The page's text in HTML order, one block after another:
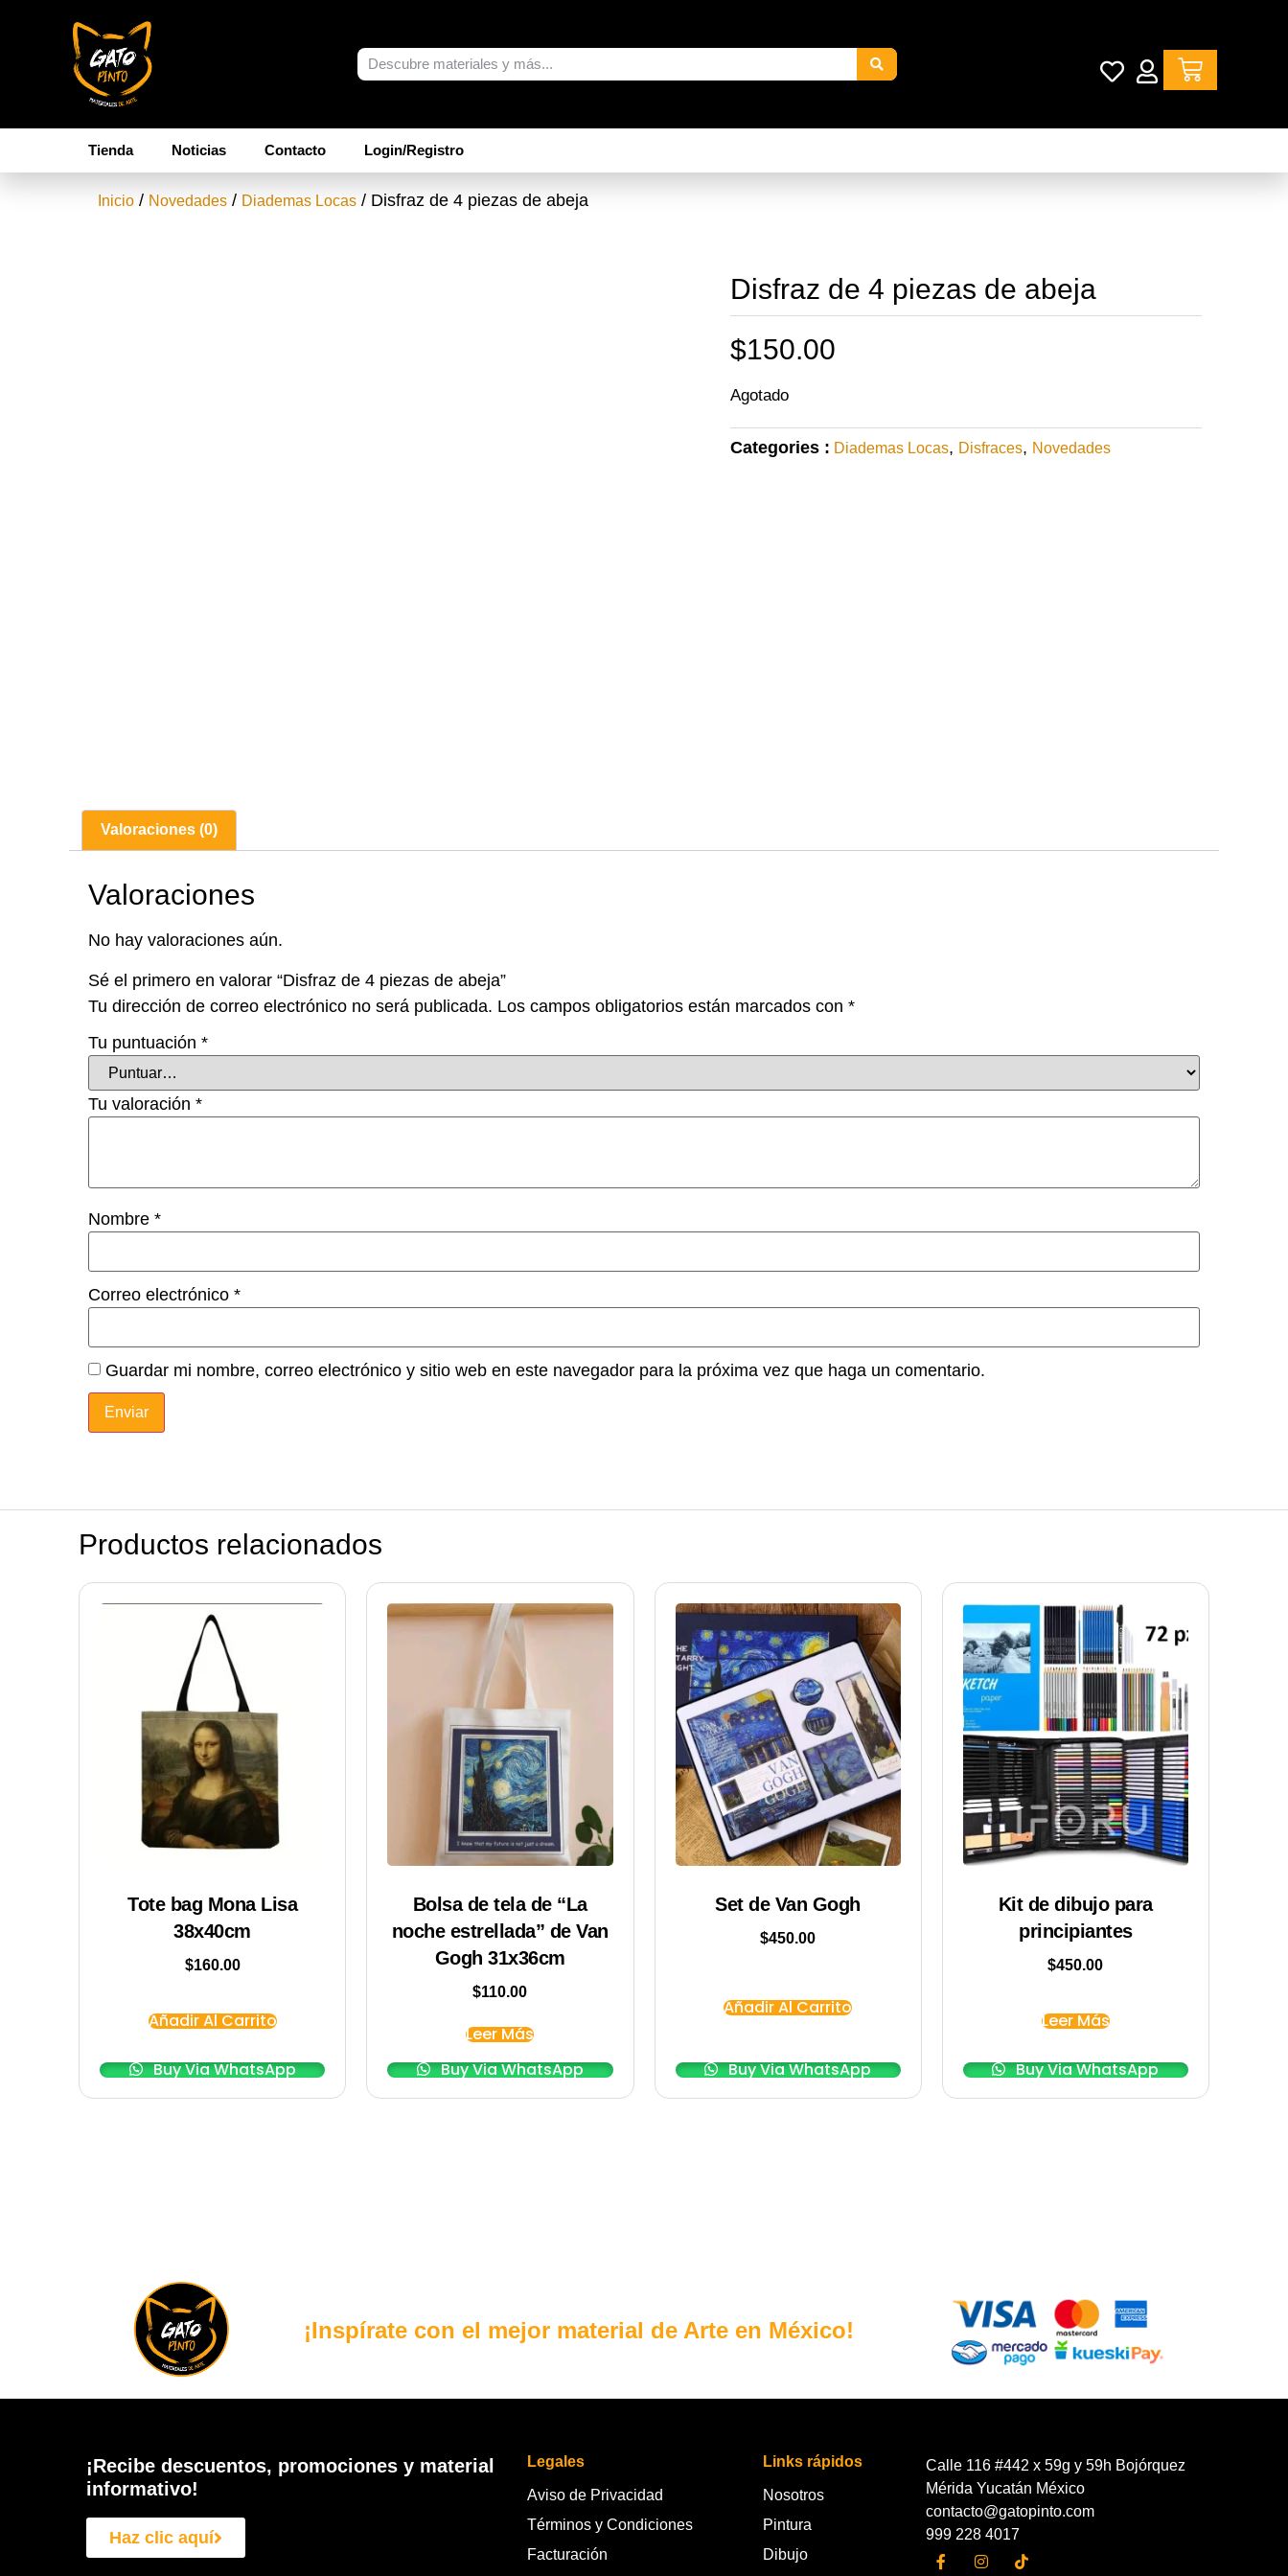
Tienda Noticias Contacto Login/Registro
Inicio / Novedades / Diademas Locas / Disfraz de 4 piezas de abeja
Disfraz de 4 piezas de abeja
$150.00
Agotado
Categories : Diademas Locas, Disfraces, Novedades
Valoraciones (0)
Valoraciones
No hay valoraciones aún.
Sé el primero en valorar “Disfraz de 4 piezas de abeja”
Tu dirección de correo electrónico no será publicada. Los campos obligatorios están marcados con *
Tu puntuación *
Tu valoración *
Nombre *
Correo electrónico *
Guardar mi nombre, correo electrónico y sitio web en este navegador para la próxima vez que haga un comentario.
Productos relacionados
Tote bag Mona Lisa
38x40cm
$160.00
Añadir Al Carrito
Buy Via WhatsApp
Bolsa de tela de “La
noche estrellada” de Van
Gogh 31x36cm
$110.00
Leer Más
Buy Via WhatsApp
Set de Van Gogh
$450.00
Añadir Al Carrito
Buy Via WhatsApp
Kit de dibujo para
principiantes
$450.00
Leer Más
Buy Via WhatsApp
¡Inspírate con el mejor material de Arte en México!
¡Recibe descuentos, promociones y material
informativo!
Haz clic aquí
Legales
Aviso de Privacidad
Términos y Condiciones
Facturación
Links rápidos
Nosotros
Pintura
Dibujo
Calle 116 #442 x 59g y 59h Bojórquez
Mérida Yucatán México
contacto@gatopinto.com
999 228 4017